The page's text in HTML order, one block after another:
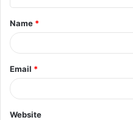
t
*
Name *
Email *
Website